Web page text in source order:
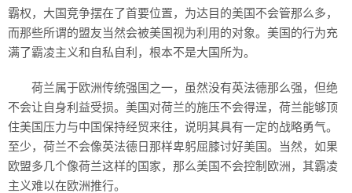
霸权，大国竞争摆在了首要位置，为达目的美国不会管那么多，
而那些所谓的盟友当然会被美国视为利用的对象。美国的行为充
满了霸凌主义和自私自利，根本不是大国所为。
荷兰属于欧洲传统强国之一，虽然没有英法德那么强，但绝
不会让自身利益受损。美国对荷兰的施压不会得逞，荷兰能够顶
住美国压力与中国保持经贸来往，说明其具有一定的战略勇气。
至少，荷兰不会像英法德日那样卑躬屈膝讨好美国。当然，如果
欧盟多几个像荷兰这样的国家，那么美国不会控制欧洲，其霸凌
主义难以在欧洲推行。